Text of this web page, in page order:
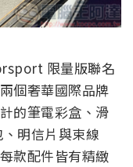
限量版聯名
個奢華國際品牌
的筆電彩盒、滑
明信片與束線
款配件皆有精緻